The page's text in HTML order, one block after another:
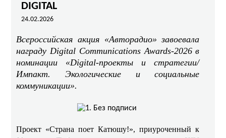
DIGITAL
24.02.2026
Всероссийская акция «Авторадио» завоевала
награду Digital Communications Awards-2026 в
номинации «Digital-проекты и стратегии/
Импакт. Экологические и социальные
коммуникации».
Проект «Страна поет Катюшу!», приуроченный к